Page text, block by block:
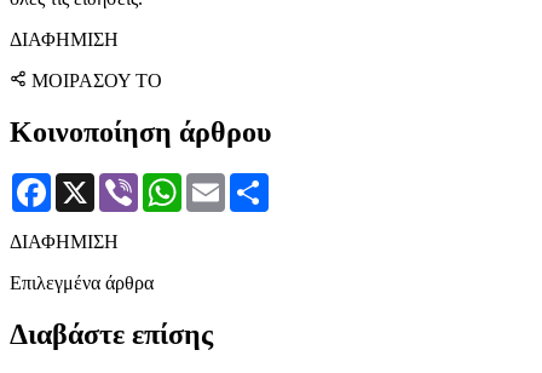
ΔΙΑΦΗΜΙΣΗ
ΜΟΙΡΑΣΟΥ ΤΟ
Κοινοποίηση άρθρου
Facebook
X Viber WhatsApp
Email
ΔΙΑΦΗΜΙΣΗ
Επιλεγμένα άρθρα
Διαβάστε επίσης